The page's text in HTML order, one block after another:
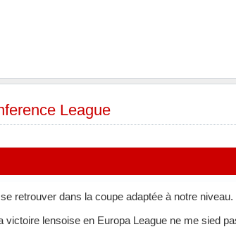
League
retrouver dans la coupe adaptée à notre niveau.
victoire lensoise en Europa League ne me sied